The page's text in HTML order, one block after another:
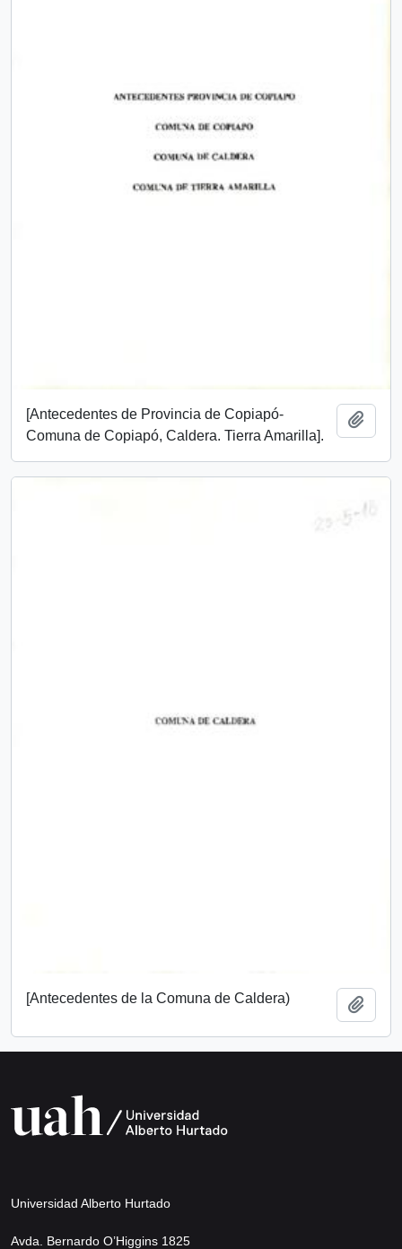
[Antecedentes de Provincia de Copiapó-
Comuna de Copiapó, Caldera. Tierra Amarilla].
[Antecedentes de la Comuna de Caldera)
Universidad Alberto Hurtado
Avda. Bernardo O’Higgins 1825